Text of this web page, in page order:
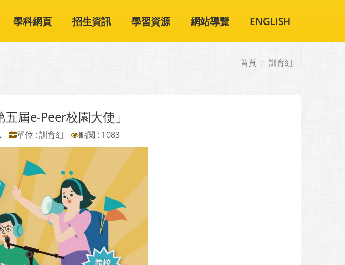
學科網頁 招生資訊 學習資源 網站導覽 ENGLISH
首頁 訓育組
屆e-Peer校園大使」
單位 : 訓育組 點閱 : 1083